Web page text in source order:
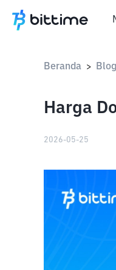
Beranda > Blog
Harga
2026-05-25